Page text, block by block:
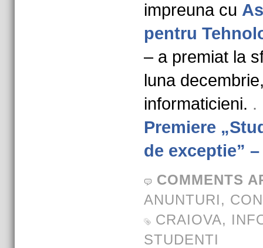
impreuna cu
pentru
– a premiat la
luna
informaticieni. .
Premiere
de exceptie” –
COMMENTS
ANUNTURI,
CRAIOVA,
STUDENTI